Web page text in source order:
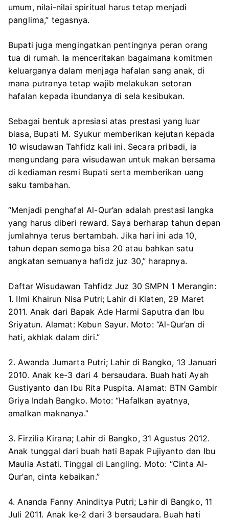
umum, nilai-nilai spiritual harus tetap menjadi
panglima,” tegasnya.
Bupati juga mengingatkan pentingnya peran orang
tua di rumah. Ia menceritakan bagaimana komitmen
keluarganya dalam menjaga hafalan sang anak, di
mana putranya tetap wajib melakukan setoran
hafalan kepada ibundanya di sela kesibukan.
Sebagai bentuk apresiasi atas prestasi yang luar
biasa, Bupati M. Syukur memberikan kejutan kepada
10 wisudawan Tahfidz kali ini. Secara pribadi, ia
mengundang para wisudawan untuk makan bersama
di kediaman resmi Bupati serta memberikan uang
saku tambahan.
“Menjadi penghafal Al-Qur’an adalah prestasi langka
yang harus diberi reward. Saya berharap tahun depan
jumlahnya terus bertambah. Jika hari ini ada 10,
tahun depan semoga bisa 20 atau bahkan satu
angkatan semuanya hafidz juz 30,” harapnya.
Daftar Wisudawan Tahfidz Juz 30 SMPN 1 Merangin:
1. Ilmi Khairun Nisa Putri; Lahir di Klaten, 29 Maret
2011. Anak dari Bapak Ade Harmi Saputra dan Ibu
Sriyatun. Alamat: Kebun Sayur. Moto: “Al-Qur’an di
hati, akhlak dalam diri.”
2. Awanda Jumarta Putri; Lahir di Bangko, 13 Januari
2010. Anak ke-3 dari 4 bersaudara. Buah hati Ayah
Gustiyanto dan Ibu Rita Puspita. Alamat: BTN Gambir
Griya Indah Bangko. Moto: “Hafalkan ayatnya,
amalkan maknanya.”
3. Firzilia Kirana; Lahir di Bangko, 31 Agustus 2012.
Anak tunggal dari buah hati Bapak Pujiyanto dan Ibu
Maulia Astati. Tinggal di Langling. Moto: “Cinta Al-
Qur’an, cinta kebaikan.”
4. Ananda Fanny Aninditya Putri; Lahir di Bangko, 11
Juli 2011. Anak ke-2 dari 3 bersaudara. Buah hati